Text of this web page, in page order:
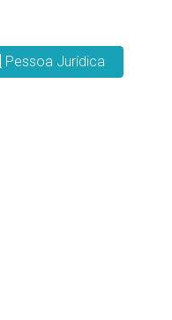
Pessoa Jurídica